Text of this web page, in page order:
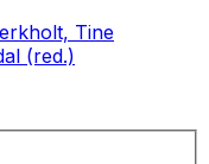
Tine
(red.)